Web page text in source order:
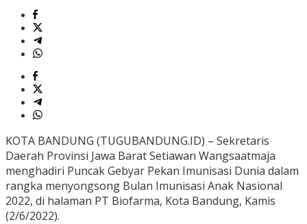
KOTA BANDUNG (TUGUBANDUNG.ID) – Sekretaris
Daerah Provinsi Jawa Barat Setiawan Wangsaatmaja
menghadiri Puncak Gebyar Pekan Imunisasi Dunia dalam
rangka menyongsong Bulan Imunisasi Anak Nasional
2022, di halaman PT Biofarma, Kota Bandung, Kamis
(2/6/2022).